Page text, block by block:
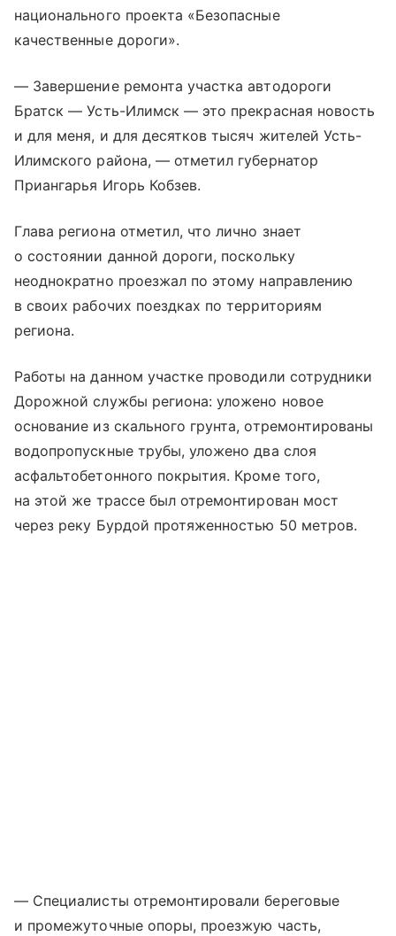
национального проекта «Безопасные
качественные дороги».
— Завершение ремонта участка автодороги
Братск — Усть-Илимск — это прекрасная новость
и для меня, и для десятков тысяч жителей Усть-
Илимского района, — отметил губернатор
Приангарья Игорь Кобзев.
Глава региона отметил, что лично знает
о состоянии данной дороги, поскольку
неоднократно проезжал по этому направлению
в своих рабочих поездках по территориям
региона.
Работы на данном участке проводили сотрудники
Дорожной службы региона: уложено новое
основание из скального грунта, отремонтированы
водопропускные трубы, уложено два слоя
асфальтобетонного покрытия. Кроме того,
на этой же трассе был отремонтирован мост
через реку Бурдой протяженностью 50 метров.
— Специалисты отремонтировали береговые
и промежуточные опоры, проезжую часть,